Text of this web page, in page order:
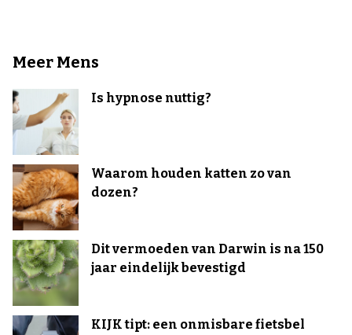
Meer Mens
Is hypnose nuttig?
Waarom houden katten zo van
dozen?
Dit vermoeden van Darwin is na 150
jaar eindelijk bevestigd
KIJK tipt: een onmisbare fietsbel